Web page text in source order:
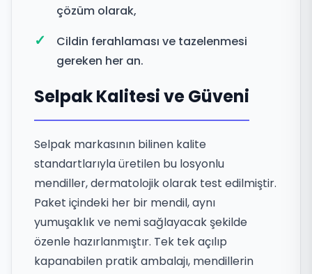
çözüm olarak,
Cildin ferahlaması ve tazelenmesi
gereken her an.
Selpak Kalitesi ve Güveni
Selpak markasının bilinen kalite
standartlarıyla üretilen bu losyonlu
mendiller, dermatolojik olarak test edilmiştir.
Paket içindeki her bir mendil, aynı
yumuşaklık ve nemi sağlayacak şekilde
özenle hazırlanmıştır. Tek tek açılıp
kapanabilen pratik ambalajı, mendillerin